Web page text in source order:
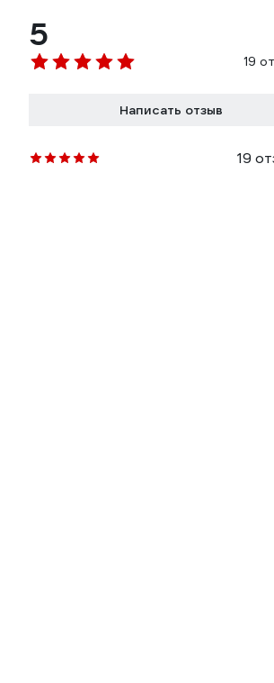
5
19
Написать отзыв
19